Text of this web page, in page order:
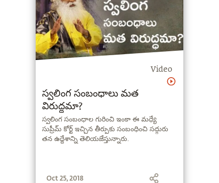
Video
స్వలింగ సంబంధాలు మత
విరుద్ధమా?
స్వలింగ సంబంధాల గురించి ఇంకా ఈ మధ్యే
సుప్రీమ్ కోర్ట్ ఇచ్చిన తీర్పుకు సంబంధించి సద్గురు
తన ఉద్దేశాన్ని తెలియజేస్తున్నారు.
Oct 25, 2018